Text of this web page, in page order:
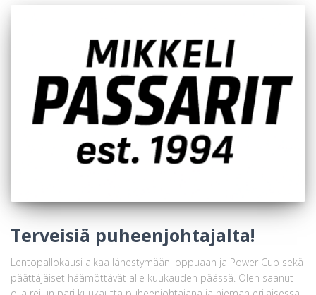
Terveisiä puheenjohtajalta!
Lentopallokausi alkaa lähestymään loppuaan ja Power Cup sekä
päättäjäiset häämöttävät alle kuukauden päässä. Olen saanut